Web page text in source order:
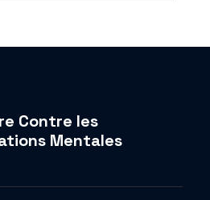
Contre les
Mentales